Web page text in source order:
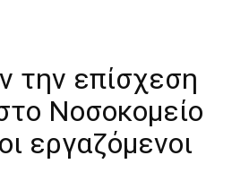
την επίσχεση
Νοσοκομείο
εργαζόμενοι